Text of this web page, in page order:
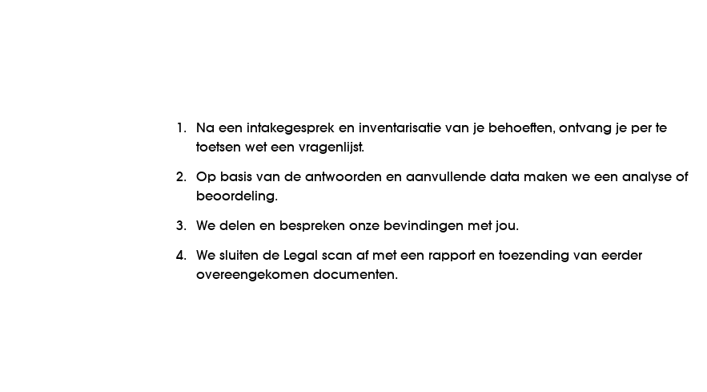
Na een intakegesprek en inventarisatie van je behoeften, ontvang je per te
toetsen wet een vragenlijst.
Op basis van de antwoorden en aanvullende data maken we een analyse of
beoordeling.
We delen en bespreken onze bevindingen met jou.
We sluiten de Legal scan af met een rapport en toezending van eerder
overeengekomen documenten.